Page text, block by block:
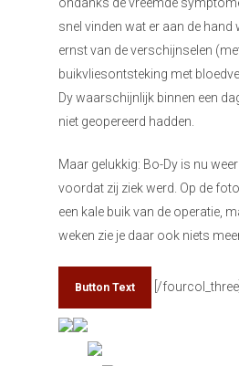
snel vinden wat er aan de hand
ernst van de verschijnselen
buikvliesontsteking met
Dy waarschijnlijk binnen een
niet geopereerd hadden.
Maar gelukkig: Bo-Dy is nu
voordat zij ziek werd. Op de
een kale buik van de operatie,
weken zie je daar ook niets
Button Text [/